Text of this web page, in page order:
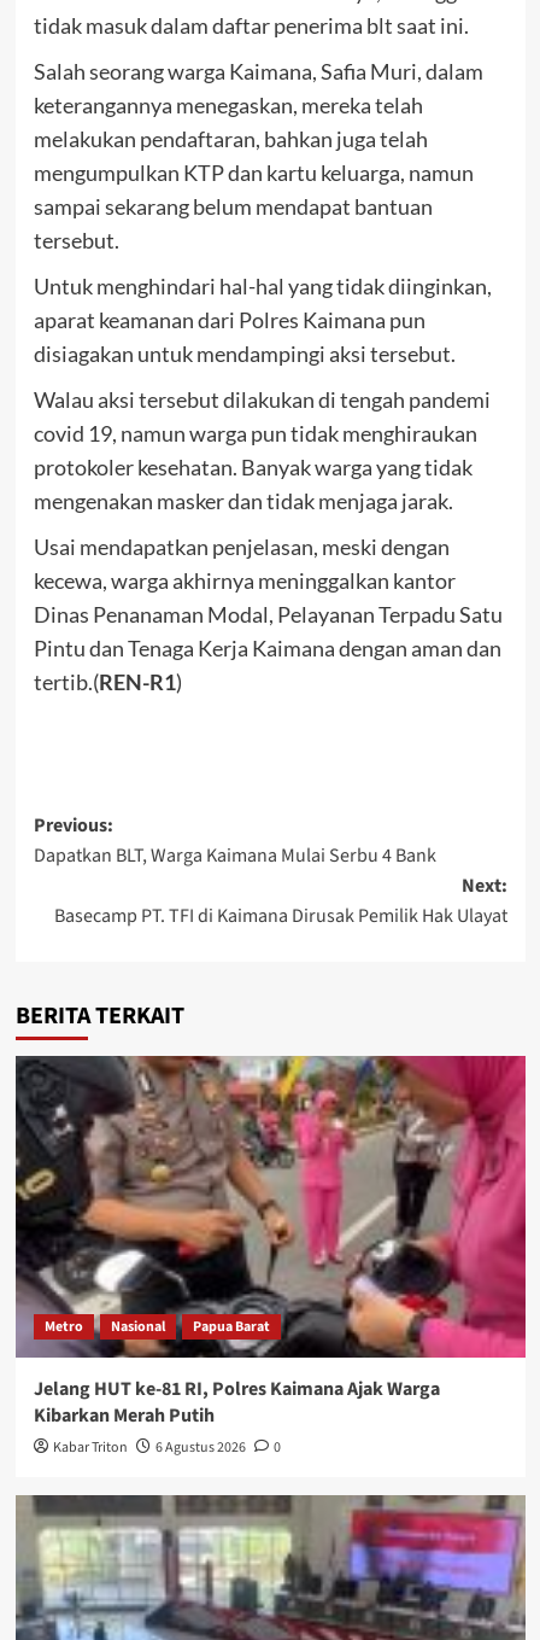
tidak masuk dalam daftar penerima blt saat ini.
Salah seorang warga Kaimana, Safia Muri, dalam
keterangannya menegaskan, mereka telah
melakukan pendaftaran, bahkan juga telah
mengumpulkan KTP dan kartu keluarga, namun
sampai sekarang belum mendapat bantuan
tersebut.
Untuk menghindari hal-hal yang tidak diinginkan,
aparat keamanan dari Polres Kaimana pun
disiagakan untuk mendampingi aksi tersebut.
Walau aksi tersebut dilakukan di tengah pandemi
covid 19, namun warga pun tidak menghiraukan
protokoler kesehatan. Banyak warga yang tidak
mengenakan masker dan tidak menjaga jarak.
Usai mendapatkan penjelasan, meski dengan
kecewa, warga akhirnya meninggalkan kantor
Dinas Penanaman Modal, Pelayanan Terpadu Satu
Pintu dan Tenaga Kerja Kaimana dengan aman dan
tertib.(REN-R1)
Post
navigation
Previous:
Dapatkan BLT, Warga Kaimana Mulai Serbu 4 Bank
Next:
Basecamp PT. TFI di Kaimana Dirusak Pemilik Hak Ulayat
BERITA TERKAIT
Metro Nasional Papua Barat
Jelang HUT ke-81 RI, Polres Kaimana Ajak Warga
Kibarkan Merah Putih
Kabar Triton 6 Agustus 2026 0